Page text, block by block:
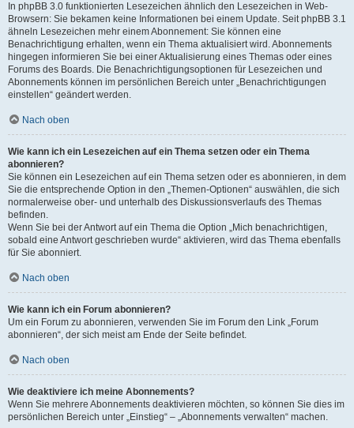
In phpBB 3.0 funktionierten Lesezeichen ähnlich den Lesezeichen in Web-
Browsern: Sie bekamen keine Informationen bei einem Update. Seit phpBB 3.1
ähneln Lesezeichen mehr einem Abonnement: Sie können eine
Benachrichtigung erhalten, wenn ein Thema aktualisiert wird. Abonnements
hingegen informieren Sie bei einer Aktualisierung eines Themas oder eines
Forums des Boards. Die Benachrichtigungsoptionen für Lesezeichen und
Abonnements können im persönlichen Bereich unter „Benachrichtigungen
einstellen“ geändert werden.
Nach oben
Wie kann ich ein Lesezeichen auf ein Thema setzen oder ein Thema
abonnieren?
Sie können ein Lesezeichen auf ein Thema setzen oder es abonnieren, in dem
Sie die entsprechende Option in den „Themen-Optionen“ auswählen, die sich
normalerweise ober- und unterhalb des Diskussionsverlaufs des Themas
befinden.
Wenn Sie bei der Antwort auf ein Thema die Option „Mich benachrichtigen,
sobald eine Antwort geschrieben wurde“ aktivieren, wird das Thema ebenfalls
für Sie abonniert.
Nach oben
Wie kann ich ein Forum abonnieren?
Um ein Forum zu abonnieren, verwenden Sie im Forum den Link „Forum
abonnieren“, der sich meist am Ende der Seite befindet.
Nach oben
Wie deaktiviere ich meine Abonnements?
Wenn Sie mehrere Abonnements deaktivieren möchten, so können Sie dies im
persönlichen Bereich unter „Einstieg“ – „Abonnements verwalten“ machen.